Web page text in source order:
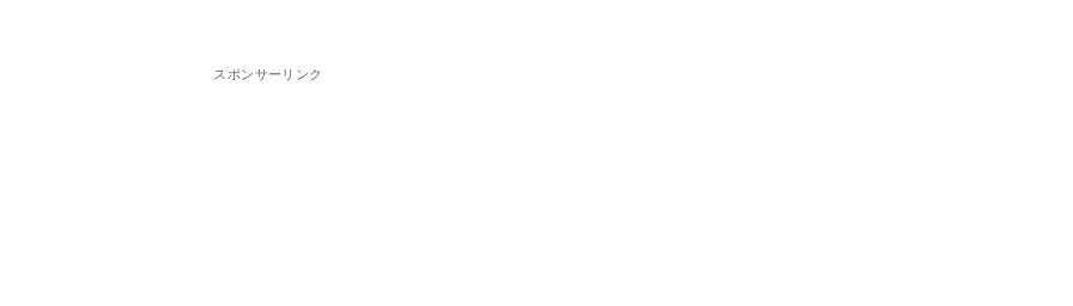
スポンサーリンク